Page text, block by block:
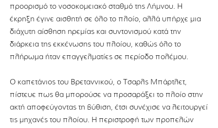
προορισμό το νοσοκομειακό σταθμό της Λήμνου. Η
έκρηξη έγινε αισθητή σε όλο το πλοίο, αλλά υπήρχε μια
διάχυτη αίσθηση ηρεμίας και συντονισμού κατά την
διάρκεια της εκκένωσης του πλοίου, καθώς όλο το
πλήρωμα ήταν επαγγελματίες σε περίοδο πολέμου.
Ο καπετάνιος του Βρεταννικού, ο Τσαρλς Μπάρτλετ,
πίστευε πως θα μπορούσε να προσαράξει το πλοίο στην
ακτή αποφεύγοντας τη βύθιση, έτσι συνέχισε να λειτουργεί
τις μηχανές του πλοίου. Η περιστροφή των προπελών